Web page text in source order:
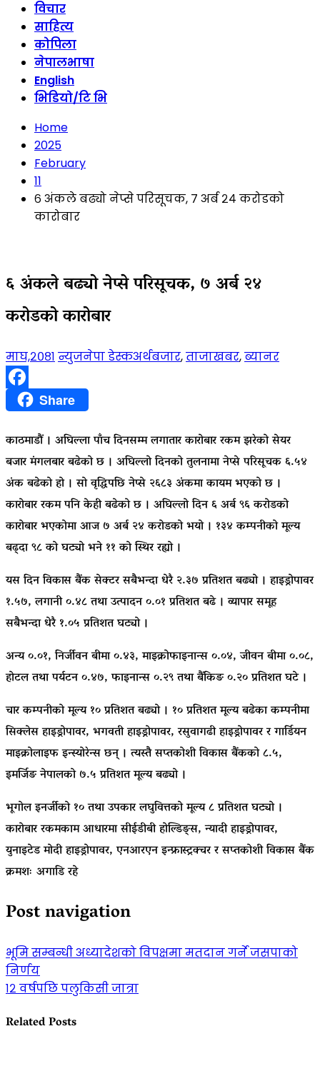
विचार
साहित्य
कोपिला
नेपालभाषा
English
भिडियो/टि भि
Home
2025
February
11
६ अंकले बढ्यो नेप्से परिसूचक, ७ अर्ब २४ करोडको
कारोबार
६ अंकले बढ्यो नेप्से परिसूचक, ७ अर्ब २४
करोडको कारोबार
माघ,२०८१ न्युजनेपा डेस्कअर्थबजार,ताजाखबर,ब्यानर
FacebookShare
काठमाडौं । अघिल्ला पाँच दिनसम्म लगातार कारोबार रकम झरेको सेयर
बजार मंगलबार बढेको छ । अघिल्लो दिनको तुलनामा नेप्से परिसूचक ६.५४
अंक बढेको हो । सो वृद्धिपछि नेप्से २६८३ अंकमा कायम भएको छ ।
कारोबार रकम पनि केही बढेको छ । अघिल्लो दिन ६ अर्ब ९६ करोडको
कारोबार भएकोमा आज ७ अर्ब २४ करोडको भयो । १३४ कम्पनीको मूल्य
बढ्दा ९८ को घट्यो भने ११ को स्थिर रह्यो ।
यस दिन विकास बैंक सेक्टर सबैभन्दा धेरै २.३७ प्रतिशत बढ्यो । हाइड्रोपावर
१.५७, लगानी ०.४८ तथा उत्पादन ०.०१ प्रतिशत बढे । व्यापार समूह
सबैभन्दा धेरै १.०५ प्रतिशत घट्यो ।
अन्य ०.०१, निर्जीवन बीमा ०.४३, माइक्रोफाइनान्स ०.०४, जीवन बीमा ०.०८,
होटल तथा पर्यटन ०.४७, फाइनान्स ०.२९ तथा बैंकिङ ०.२० प्रतिशत घटे ।
चार कम्पनीको मूल्य १० प्रतिशत बढ्यो । १० प्रतिशत मूल्य बढेका कम्पनीमा
सिक्लेस हाइड्रोपावर, भगवती हाइड्रोपावर, रसुवागढी हाइड्रोपावर र गार्डियन
माइक्रोलाइफ इन्स्योरेन्स छन् । त्यस्तै सप्तकोशी विकास बैंकको ८.५,
इमर्जिङ नेपालको ७.५ प्रतिशत मूल्य बढ्यो ।
भूगोल इनर्जीको १० तथा उपकार लघुवित्तको मूल्य ८ प्रतिशत घट्यो ।
कारोबार रकमकाम आधारमा सीईडीबी होल्डिङ्स, न्यादी हाइड्रोपावर,
युनाइटेड मोदी हाइड्रोपावर, एनआरएन इन्फ्रास्ट्रक्चर र सप्तकोशी विकास बैंक
क्रमशः अगाडि रहे
Post navigation
भूमि सम्बन्धी अध्यादेशको विपक्षमा मतदान गर्ने जसपाको
निर्णय
१२ वर्षपछि पलुकिसी जात्रा
Related Posts